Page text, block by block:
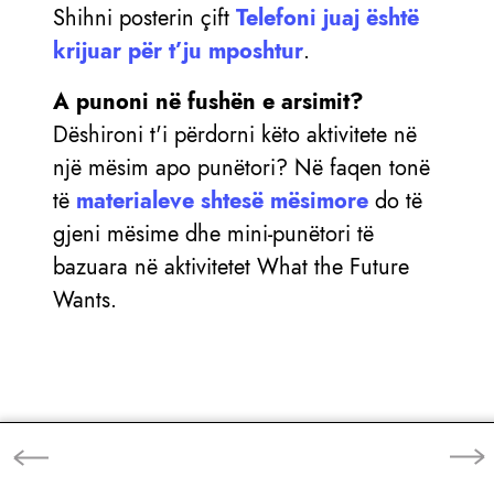
Shihni posterin çiftTelefoni juaj është
krijuar për t’ju mposhtur.
A punoni në fushën e arsimit?
Dëshironi t'i përdorni këto aktivitete në
një mësim apo punëtori? Në faqen tonë
të materialeve shtesë mësimore do të
gjeni mësime dhe mini-punëtori të
bazuara në aktivitetet What the Future
Wants.